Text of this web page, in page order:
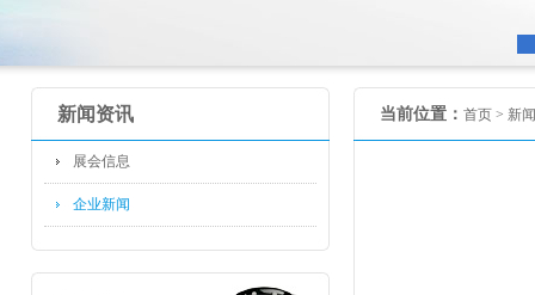
新闻资讯
展会信息
企业新闻
当前位置： 首页 > 新